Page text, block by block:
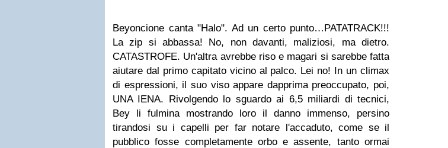
Beyoncione canta "Halo". Ad un certo punto…PATATRACK!!!
La zip si abbassa! No, non davanti, maliziosi, ma dietro.
CATASTROFE. Un'altra avrebbe riso e magari si sarebbe fatta
aiutare dal primo capitato vicino al palco. Lei no! In un climax
di espressioni, il suo viso appare dapprima preoccupato, poi,
UNA IENA. Rivolgendo lo sguardo ai 6,5 miliardi di tecnici,
Bey li fulmina mostrando loro il danno immenso, persino
tirandosi su i capelli per far notare l'accaduto, come se il
pubblico fosse completamente orbo e assente, tanto ormai